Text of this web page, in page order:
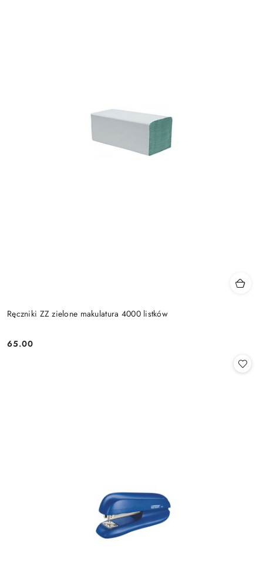
Ręczniki ZZ zielone makulatura 4000 listków
Cena:
65.00